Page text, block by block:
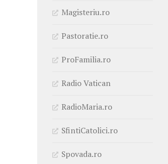
Magisteriu.ro
Pastoratie.ro
ProFamilia.ro
Radio Vatican
RadioMaria.ro
SfintiCatolici.ro
Spovada.ro